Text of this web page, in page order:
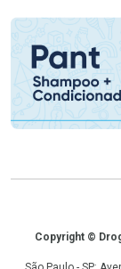
CopyrightCopyright ©